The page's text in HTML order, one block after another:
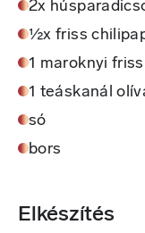
2x
½x friss
1 maroknyi
1 teáskanál
só
bors
Elkészítés